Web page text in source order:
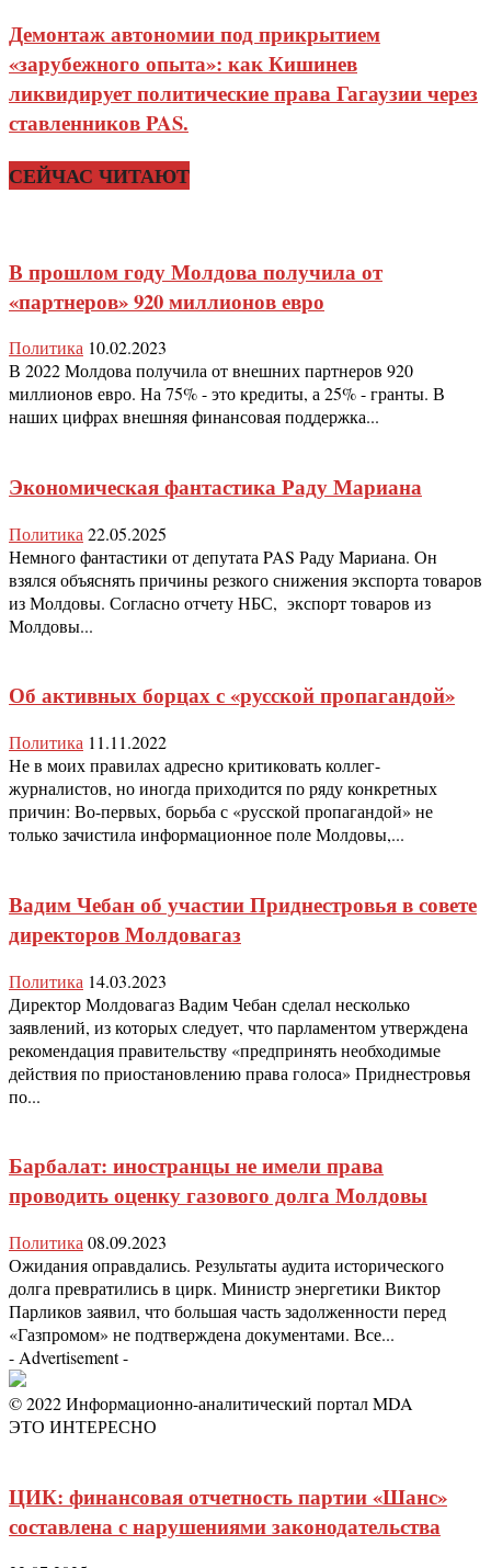
Демонтаж автономии под прикрытием
«зарубежного опыта»: как Кишинев
ликвидирует политические права Гагаузии через
ставленников PAS.
СЕЙЧАС ЧИТАЮТ
В прошлом году Молдова получила от
«партнеров» 920 миллионов евро
Политика 10.02.2023
В 2022 Молдова получила от внешних партнеров 920
миллионов евро. На 75% - это кредиты, а 25% - гранты. В
наших цифрах внешняя финансовая поддержка...
Экономическая фантастика Раду Мариана
Политика 22.05.2025
Немного фантастики от депутата PAS Раду Мариана. Он
взялся объяснять причины резкого снижения экспорта товаров
из Молдовы. Согласно отчету НБС, экспорт товаров из
Молдовы...
Об активных борцах с «русской пропагандой»
Политика 11.11.2022
Не в моих правилах адресно критиковать коллег-
журналистов, но иногда приходится по ряду конкретных
причин: Во-первых, борьба с «русской пропагандой» не
только зачистила информационное поле Молдовы,...
Вадим Чебан об участии Приднестровья в совете
директоров Молдовагаз
Политика 14.03.2023
Директор Молдовагаз Вадим Чебан сделал несколько
заявлений, из которых следует, что парламентом утверждена
рекомендация правительству «предпринять необходимые
действия по приостановлению права голоса» Приднестровья
по...
Барбалат: иностранцы не имели права
проводить оценку газового долга Молдовы
Политика 08.09.2023
Ожидания оправдались. Результаты аудита исторического
долга превратились в цирк. Министр энергетики Виктор
Парликов заявил, что большая часть задолженности перед
«Газпромом» не подтверждена документами. Все...
- Advertisement -
© 2022 Информационно-аналитический портал MDA
ЭТО ИНТЕРЕСНО
ЦИК: финансовая отчетность партии «Шанс»
составлена с нарушениями законодательства